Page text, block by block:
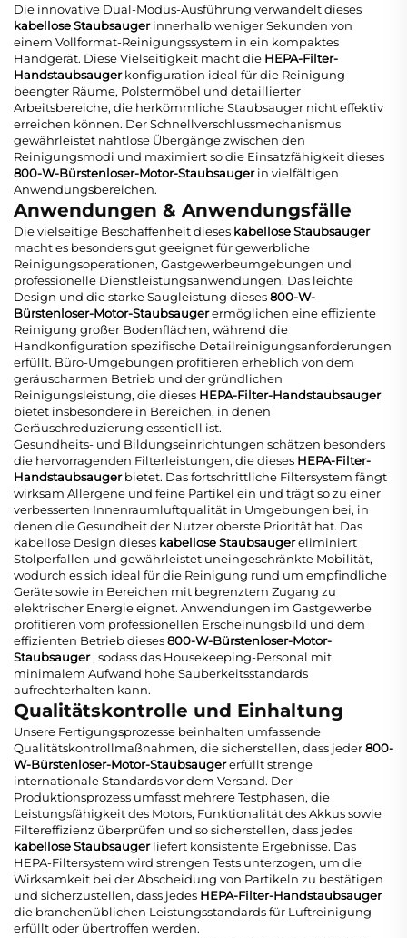
Die innovative Dual-Modus-Ausführung verwandelt dieses
kabellose Staubsaugerinnerhalb weniger Sekunden von
einem Vollformat-Reinigungssystem in ein kompaktes
Handgerät. Diese Vielseitigkeit macht die HEPA-Filter-
Handstaubsaugerkonfiguration ideal für die Reinigung
beengter Räume, Polstermöbel und detaillierter
Arbeitsbereiche, die herkömmliche Staubsauger nicht effektiv
erreichen können. Der Schnellverschlussmechanismus
gewährleistet nahtlose Übergänge zwischen den
Reinigungsmodi und maximiert so die Einsatzfähigkeit dieses
800-W-Bürstenloser-Motor-Staubsaugerin vielfältigen
Anwendungsbereichen.
Anwendungen & Anwendungsfälle
Die vielseitige Beschaffenheit dieses kabellose Staubsauger
macht es besonders gut geeignet für gewerbliche
Reinigungsoperationen, Gastgewerbeumgebungen und
professionelle Dienstleistungsanwendungen. Das leichte
Design und die starke Saugleistung dieses800-W-
Bürstenloser-Motor-Staubsaugerermöglichen eine effiziente
Reinigung großer Bodenflächen, während die
Handkonfiguration spezifische Detailreinigungsanforderungen
erfüllt. Büro-Umgebungen profitieren erheblich von dem
geräuscharmen Betrieb und der gründlichen
Reinigungsleistung, die dieses HEPA-Filter-Handstaubsauger
bietet insbesondere in Bereichen, in denen
Geräuschreduzierung essentiell ist.
Gesundheits- und Bildungseinrichtungen schätzen besonders
die hervorragenden Filterleistungen, die dieses HEPA-Filter-
Handstaubsaugerbietet. Das fortschrittliche Filtersystem fängt
wirksam Allergene und feine Partikel ein und trägt so zu einer
verbesserten Innenraumluftqualität in Umgebungen bei, in
denen die Gesundheit der Nutzer oberste Priorität hat. Das
kabellose Design dieses kabellose Staubsaugereliminiert
Stolperfallen und gewährleistet uneingeschränkte Mobilität,
wodurch es sich ideal für die Reinigung rund um empfindliche
Geräte sowie in Bereichen mit begrenztem Zugang zu
elektrischer Energie eignet. Anwendungen im Gastgewerbe
profitieren vom professionellen Erscheinungsbild und dem
effizienten Betrieb dieses800-W-Bürstenloser-Motor-
Staubsauger, sodass das Housekeeping-Personal mit
minimalem Aufwand hohe Sauberkeitsstandards
aufrechterhalten kann.
Qualitätskontrolle und Einhaltung
Unsere Fertigungsprozesse beinhalten umfassende
Qualitätskontrollmaßnahmen, die sicherstellen, dass jeder800-
W-Bürstenloser-Motor-Staubsaugererfüllt strenge
internationale Standards vor dem Versand. Der
Produktionsprozess umfasst mehrere Testphasen, die
Leistungsfähigkeit des Motors, Funktionalität des Akkus sowie
Filtereffizienz überprüfen und so sicherstellen, dass jedes
kabellose Staubsaugerliefert konsistente Ergebnisse. Das
HEPA-Filtersystem wird strengen Tests unterzogen, um die
Wirksamkeit bei der Abscheidung von Partikeln zu bestätigen
und sicherzustellen, dass jedes HEPA-Filter-Handstaubsauger
die branchenüblichen Leistungsstandards für Luftreinigung
erfüllt oder übertroffen werden.